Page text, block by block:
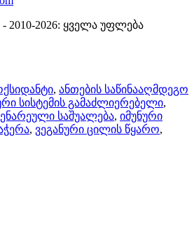
2026: ყველა უფლება
, ანთების საწინააღმდეგო
სისტემის გამაძლიერებელი,
საშუალება, იმუნური
, ვეგანური ცილის წყარო,